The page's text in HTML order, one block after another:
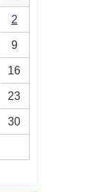
2
9
16
23
30